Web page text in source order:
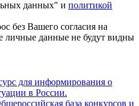
данных" и политикой
без Вашего согласия на
личные данные не будут видны